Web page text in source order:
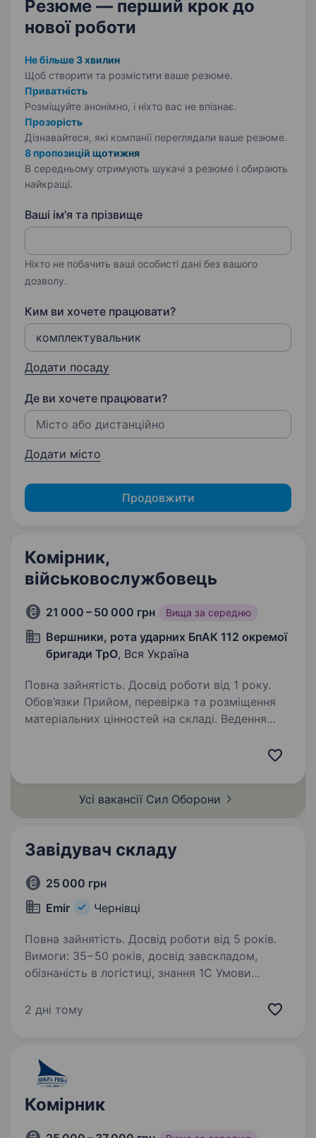
Резюме — перший крок до
нової роботи
Не більше 3 хвилин
Щоб створити та розмістити ваше резюме.
Приватність
Розміщуйте анонімно, і ніхто вас не впізнає.
Прозорість
Дізнавайтеся, які компанії переглядали ваше резюме.
8 пропозицій щотижня
В середньому отримують шукачі з резюме і обирають
найкращі.
Ваші ім'я та прізвище
Ніхто не побачить ваші особисті дані без вашого
дозволу.
Ким ви хочете працювати?
Додати посаду
Де ви хочете працювати?
Додати місто
Продовжити
Комірник,
військовослужбовець
21 000 – 50 000 грн Вища за середню
Вершники, рота ударних БпАК 112 окремої
бригади ТрО, Вся Україна
Повна зайнятість. Досвід роботи від 1 року.
Обов’язки Прийом, перевірка та розміщення
матеріальних цінностей на складі. Ведення
Проведення…
Усі вакансії Сил Оборони
Завідувач складу
25 000 грн
Emir
Чернівці
Повна зайнятість. Досвід роботи від 5 років.
Вимоги: 35−50 років, досвід завскладом,
обізнаність в логістиці, знання 1С Умови
товара — побутова техніка Обов’язки: прийом
2 дні тому
Комірник